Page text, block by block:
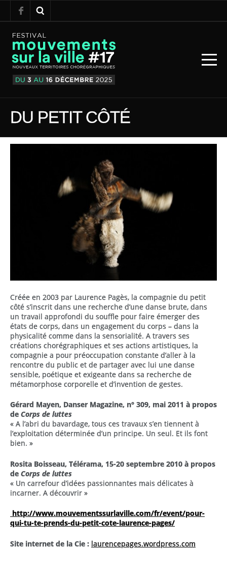
DU PETIT CÔTÉ
Créée en 2003 par Laurence Pagès, la compagnie du petit
côté s’inscrit dans une recherche d’une danse brute, dans
un travail approfondi du souffle pour faire émerger des
états de corps, dans un engagement du corps – dans la
physicalité comme dans la sensorialité. A travers ses
créations chorégraphiques et ses actions artistiques, la
compagnie a pour préoccupation constante d’aller à la
rencontre du public et de partager avec lui une danse
sensible, poétique et exigeante dans sa recherche de
métamorphose corporelle et d’invention de gestes.
Gérard Mayen, Danser Magazine, n° 309, mai 2011 à propos
de Corps de luttes
« A l’abri du bavardage, tous ces travaux s’en tiennent à
l’exploitation déterminée d’un principe. Un seul. Et ils font
bien. »
Rosita Boisseau, Télérama, 15-20 septembre 2010 à propos
de Corps de luttes
« Un carrefour d’idées passionnantes mais délicates à
incarner. A découvrir »
http://www.mouvementssurlaville.com/fr/event/pour-
qui-tu-te-prends-du-petit-cote-laurence-pages/
Site internet de la Cie : laurencepages.wordpress.com